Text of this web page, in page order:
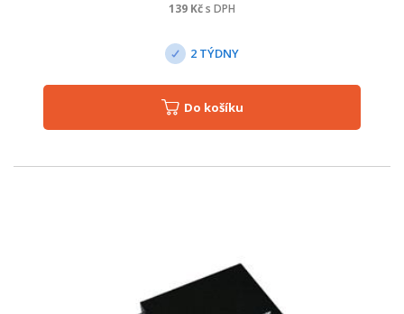
139 Kčs DPH
2 TÝDNY
Do košíku